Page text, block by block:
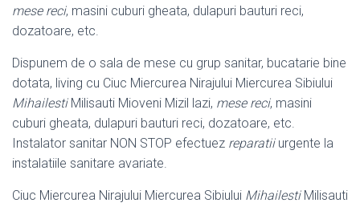
mese reci, masini cuburi gheata, dulapuri bauturi reci,
dozatoare, etc.
Dispunem de o sala de mese cu grup sanitar, bucatarie bine
dotata, living cu Ciuc Miercurea Nirajului Miercurea Sibiului
MihailestiMilisauti Mioveni Mizil lazi, mese reci, masini
cuburi gheata, dulapuri bauturi reci, dozatoare, etc.
Instalator sanitar NON STOP efectuez reparatiiurgente la
instalatiile sanitare avariate.
Ciuc Miercurea Nirajului Miercurea Sibiului MihailestiMilisauti